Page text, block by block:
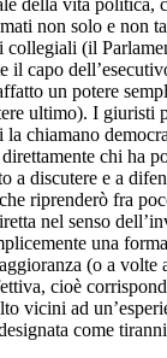
non solo e non
collegiali (il
il capo
un potere
ultimo). I giuristi
chiamano
chi ha
a discutere e a
riprenderò fra
nel senso
una
(o a volte
cioè
vicini ad
come